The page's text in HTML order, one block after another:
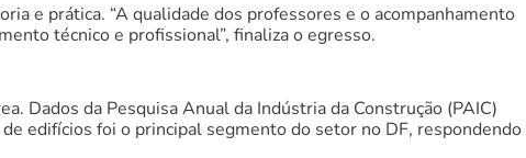
e prática. “A qualidade dos professores e o acompanhamento
técnico e profissional”, finaliza o egresso.
Dados da Pesquisa Anual da Indústria da Construção (PAIC)
edifícios foi o principal segmento do setor no DF, respondendo